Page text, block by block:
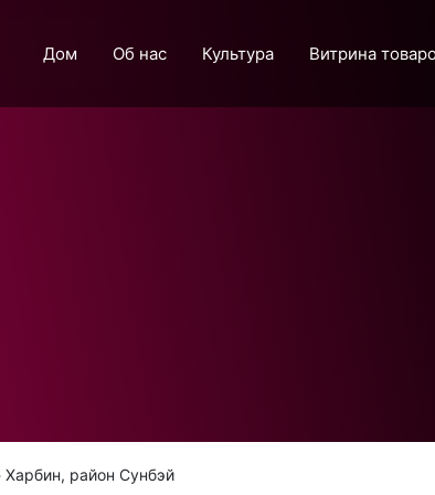
Дом Об нас Культура Витрина
Харбин, район Сунбэй